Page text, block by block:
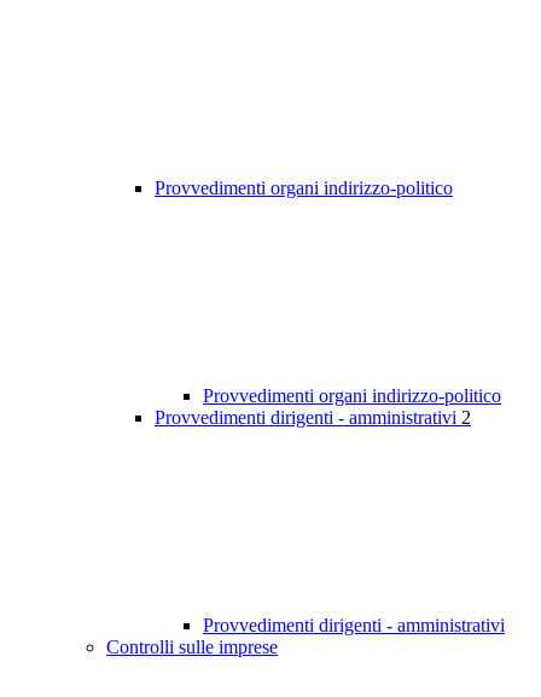
Provvedimenti organi indirizzo-politico
Provvedimenti organi indirizzo-politico
Provvedimenti dirigenti - amministrativi 2
Provvedimenti dirigenti - amministrativi
Controlli sulle imprese